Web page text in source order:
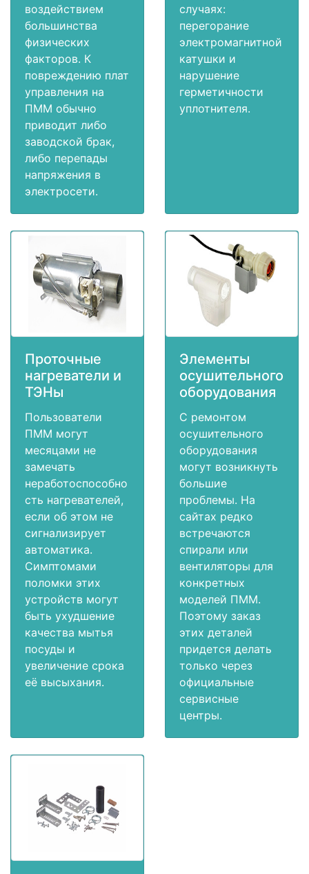
воздействием
большинства
физических
факторов. К
повреждению плат
управления на
ПММ обычно
приводит либо
заводской брак,
либо перепады
напряжения в
электросети.
случаях:
перегорание
электромагнитной
катушки и
нарушение
герметичности
уплотнителя.
Проточные
нагреватели и
ТЭНы
Пользователи
ПММ могут
месяцами не
замечать
неработоспособно
сть нагревателей,
если об этом не
сигнализирует
автоматика.
Симптомами
поломки этих
устройств могут
быть ухудшение
качества мытья
посуды и
увеличение срока
её высыхания.
Элементы
осушительного
оборудования
С ремонтом
осушительного
оборудования
могут возникнуть
большие
проблемы. На
сайтах редко
встречаются
спирали или
вентиляторы для
конкретных
моделей ПММ.
Поэтому заказ
этих деталей
придется делать
только через
официальные
сервисные
центры.